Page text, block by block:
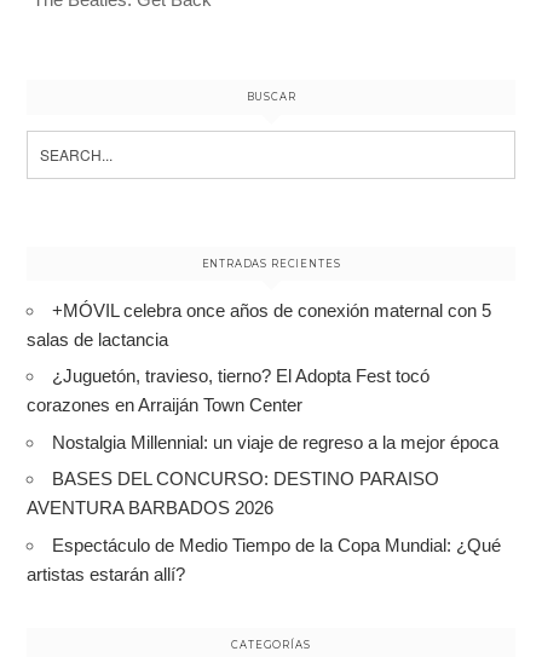
BUSCAR
ENTRADAS RECIENTES
+MÓVIL celebra once años de conexión maternal con 5
salas de lactancia
¿Juguetón, travieso, tierno? El Adopta Fest tocó
corazones en Arraiján Town Center
Nostalgia Millennial: un viaje de regreso a la mejor época
BASES DEL CONCURSO: DESTINO PARAISO
AVENTURA BARBADOS 2026
Espectáculo de Medio Tiempo de la Copa Mundial: ¿Qué
artistas estarán allí?
CATEGORÍAS